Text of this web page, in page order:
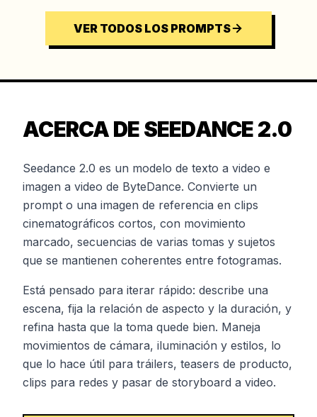
VER TODOS LOS PROMPTS
ACERCA DE SEEDANCE 2.0
Seedance 2.0 es un modelo de texto a video e
imagen a video de ByteDance. Convierte un
prompt o una imagen de referencia en clips
cinematográficos cortos, con movimiento
marcado, secuencias de varias tomas y sujetos
que se mantienen coherentes entre fotogramas.
Está pensado para iterar rápido: describe una
escena, fija la relación de aspecto y la duración, y
refina hasta que la toma quede bien. Maneja
movimientos de cámara, iluminación y estilos, lo
que lo hace útil para tráilers, teasers de producto,
clips para redes y pasar de storyboard a video.